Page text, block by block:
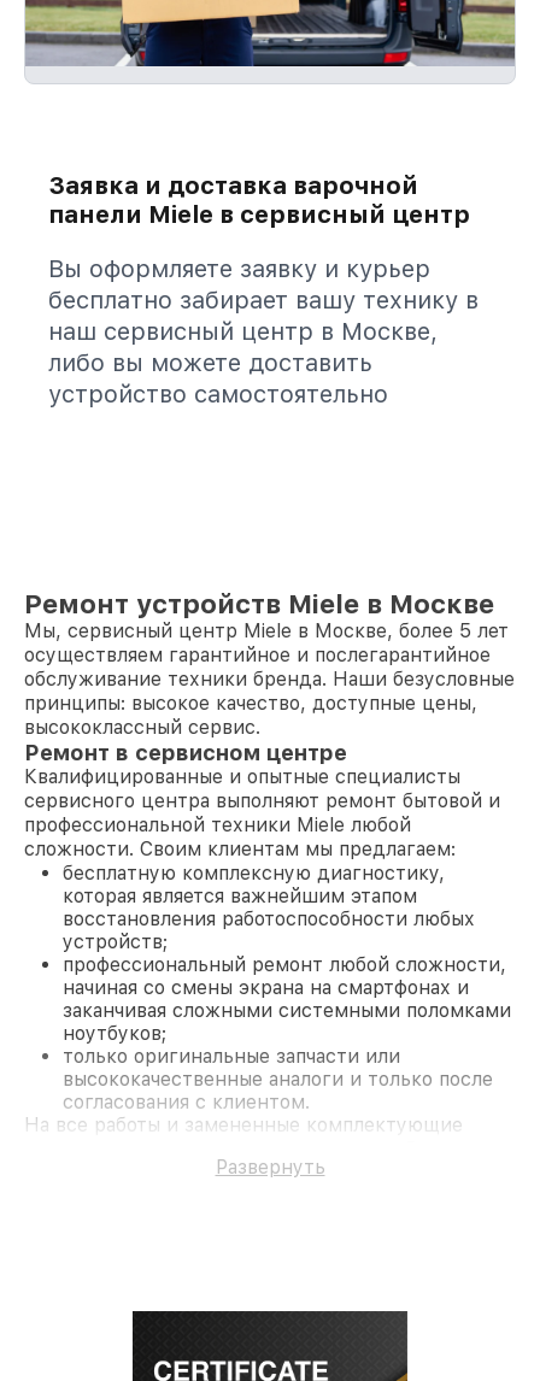
Заявка и доставка варочной
панели Miele в сервисный центр
Вы оформляете заявку и курьер
бесплатно забирает вашу технику в
наш сервисный центр в Москве,
либо вы можете доставить
устройство самостоятельно
Ремонт устройств Miele в Москве
Мы, сервисный центр Miele в Москве, более 5 лет
осуществляем гарантийное и послегарантийное
обслуживание техники бренда. Наши безусловные
принципы: высокое качество, доступные цены,
высококлассный сервис.
Ремонт в сервисном центре
Квалифицированные и опытные специалисты
сервисного центра выполняют ремонт бытовой и
профессиональной техники Miele любой
сложности. Своим клиентам мы предлагаем:
бесплатную комплексную диагностику,
которая является важнейшим этапом
восстановления работоспособности любых
устройств;
профессиональный ремонт любой сложности,
начиная со смены экрана на смартфонах и
заканчивая сложными системными поломками
ноутбуков;
только оригинальные запчасти или
высококачественные аналоги и только после
согласования с клиентом.
На все работы и замененные комплектующие
поломки по условиям гарантии, мы бесплатно
безупречной репутацией;
лицензированное ПО в ремонтно-
Развернуть